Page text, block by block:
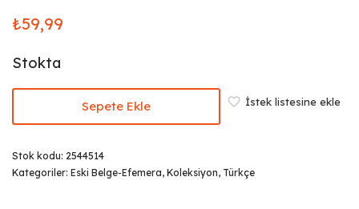
₺59,99
Stokta
Sepete Ekle İstek listesine ekle
Stok kodu: 2544514
Kategoriler: Eski Belge-Efemera, Koleksiyon, Türkçe